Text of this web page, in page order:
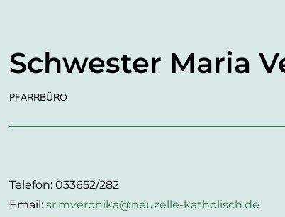
Schwester Maria
PFARRBÜRO
Telefon: 033652/282
Email:sr.mveronika@neuzelle-katholisch.de